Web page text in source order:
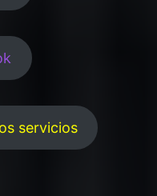
servicios